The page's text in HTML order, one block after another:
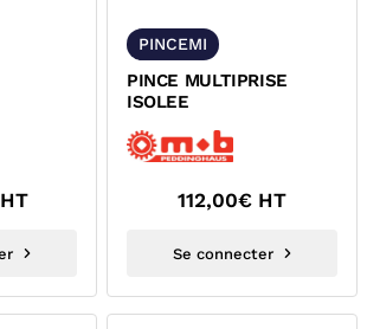
PINCEMI
PINCE MULTIPRISE
ISOLEE
112,00€ HT
Se connecter